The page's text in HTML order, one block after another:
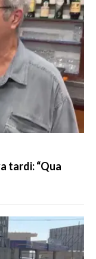
tardi: “Qua